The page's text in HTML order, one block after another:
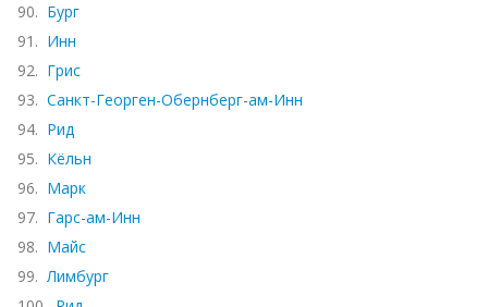
90. Бург
91. Инн
92. Грис
93. Санкт-Георген-Обернберг-ам-Инн
94. Рид
95. Кёльн
96. Марк
97. Гарс-ам-Инн
98. Майс
99. Лимбург